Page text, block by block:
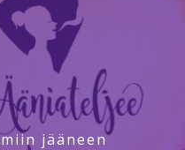
jääneen